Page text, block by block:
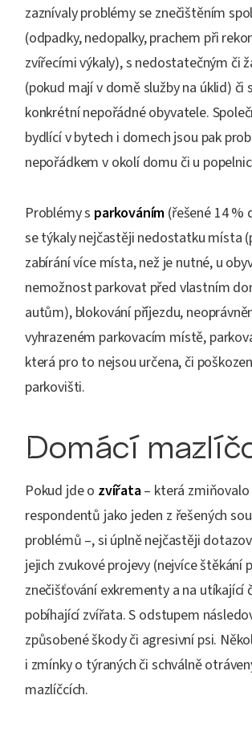
zaznívaly problémy se znečištěním
(odpadky, nedopalky, prachem při
zvířecími výkaly), s nedostatečným či
(pokud mají v domě služby na úklid) či
konkrétní nepořádné obyvatele.
bydlící v bytech i domech jsou pak
nepořádkem v okolí domu či u
Problémy s parkováním (řešené 14 %
se týkaly nejčastěji nedostatku místa
zabírání více místa, než je nutné, u
nemožnost parkovat před vlastním
autům), blokování příjezdu,
vyhrazeném parkovacím místě,
která pro to nejsou určena, či
parkovišti.
Domácí
Pokud jde o zvířata– která zmiňovalo
respondentů jako jeden z řešených
problémů –, si úplně nejčastěji
jejich zvukové projevy (nejvíce štěkání
znečišťování exkrementy a na utíkající
pobíhající zvířata. S odstupem
způsobené škody či agresivní psi.
i zmínky o týraných či schválně
mazlíčcích.